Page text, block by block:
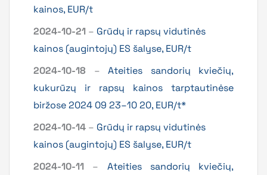
kainos, EUR/t
2024-10-21 – Grūdų ir rapsų vidutinės
kainos (augintojų) ES šalyse, EUR/t
2024-10-18 – Ateities sandorių kviečių,
kukurūzų ir rapsų kainos tarptautinėse
biržose 2024 09 23–10 20, EUR/t*
2024-10-14 – Grūdų ir rapsų vidutinės
kainos (augintojų) ES šalyse, EUR/t
2024-10-11 – Ateities sandorių kviečių,